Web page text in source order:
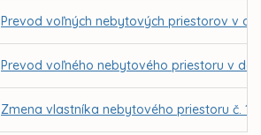
Prevod voľných nebytových priestorov v
Prevod voľného nebytového priestoru v
Zmena vlastníka nebytového priestoru č.